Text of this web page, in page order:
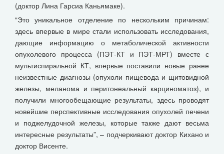
(доктор Лина Гарсиа Каньямаке).
“Это уникальное отделение по нескольким причинам:
здесь впервые в мире стали использовать исследования,
дающие информацию о метаболической активности
опухолевого процесса (ПЭТ-КТ и ПЭТ-МРТ) вместе с
мультиспиральной КТ, впервые поставили новые ранее
неизвестные диагнозы (опухоли пищевода и щитовидной
железы, меланома и перитонеальный карциноматоз), и
получили многообещающие результаты, здесь проводят
новейшие перспективные исследования опухолей печени
и поджелудочной железы, которые также дают весьма
интересные результаты”, – подчеркивают доктор Кихано и
доктор Висенте.